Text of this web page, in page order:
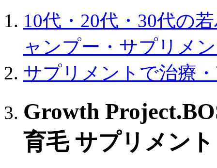
10代・20代・30代の
ャンプー・サプリメ
サプリメントで治療
Growth
育毛 サプリメント